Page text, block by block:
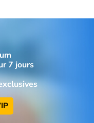
7 jours